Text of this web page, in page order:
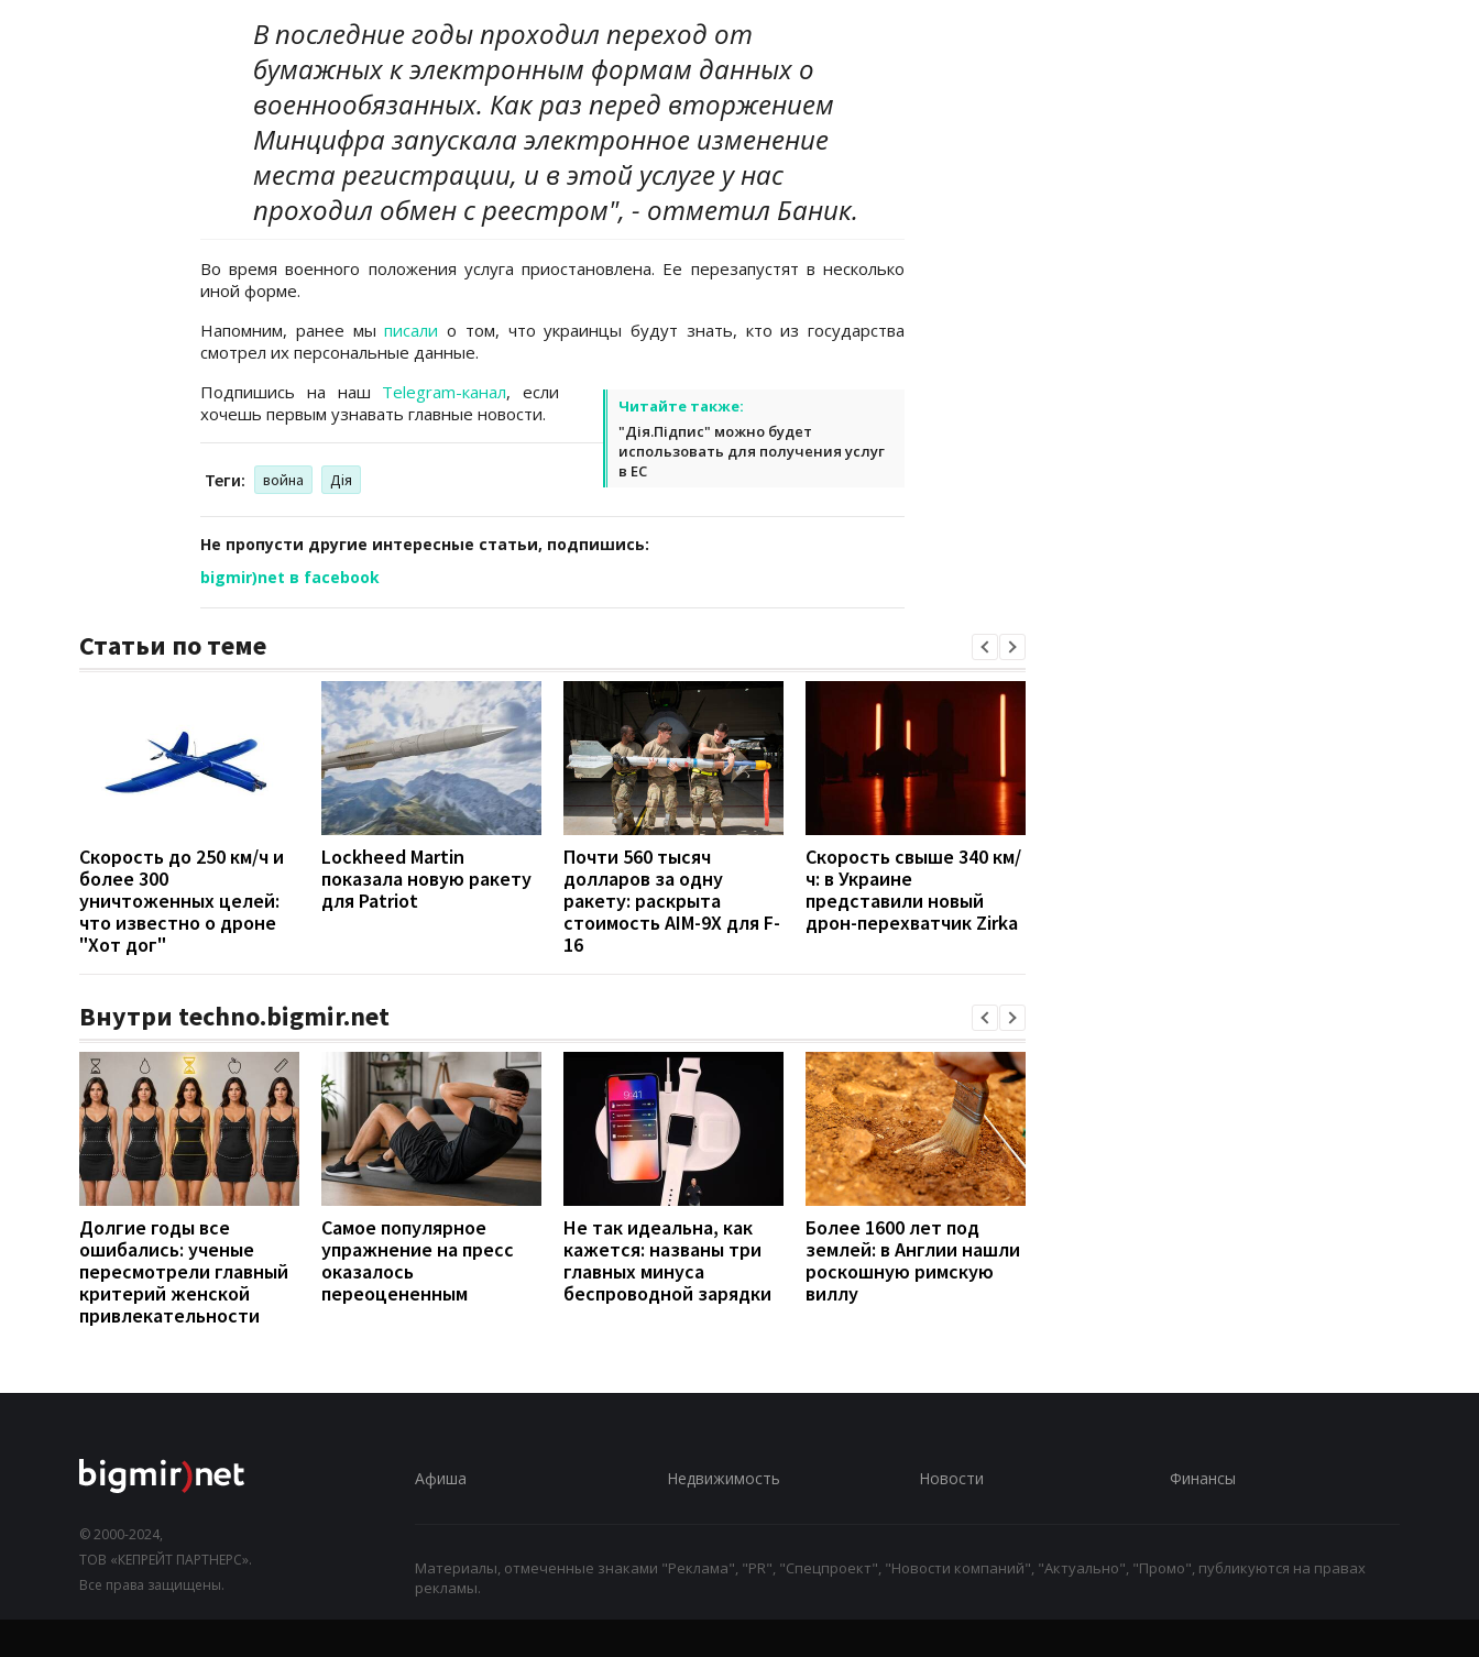
В последние годы проходил переход от
бумажных к электронным формам данных о
военнообязанных. Как раз перед вторжением
Минцифра запускала электронное изменение
места регистрации, и в этой услуге у нас
проходил обмен с реестром", - отметил Баник.
Во время военного положения услуга приостановлена. Ее перезапустят в несколько
иной форме.
Напомним, ранее мыписали о том, что украинцы будут знать, кто из государства
смотрел их персональные данные.
Читайте также:
"Дія.Підпис" можно будет
использовать для получения услуг
в ЕС
Подпишись на наш Telegram-канал, если
хочешь первым узнавать главные новости.
Теги: война Дія
Не пропусти другие интересные статьи, подпишись:
bigmir)net в facebook
Статьи по теме
Скорость до 250 км/ч и
более 300
уничтоженных целей:
что известно о дроне
"Хот дог"
Lockheed Martin
показала новую ракету
для Patriot
Почти 560 тысяч
долларов за одну
ракету: раскрыта
стоимость AIM-9X для F-
16
Скорость свыше 340 км/
ч: в Украине
представили новый
дрон-перехватчик Zirka
Внутри techno.bigmir.net
Долгие годы все
ошибались: ученые
пересмотрели главный
критерий женской
привлекательности
Самое популярное
упражнение на пресс
оказалось
переоцененным
Не так идеальна, как
кажется: названы три
главных минуса
беспроводной зарядки
Более 1600 лет под
землей: в Англии нашли
роскошную римскую
виллу
© 2000-2024,
ТОВ «КЕПРЕЙТ ПАРТНЕРС».
Все права защищены.
Афиша Недвижимость Новости Финансы
Материалы, отмеченные знаками "Реклама", "PR", "Спецпроект", "Новости компаний", "Актуально", "Промо", публикуются на правах
рекламы.